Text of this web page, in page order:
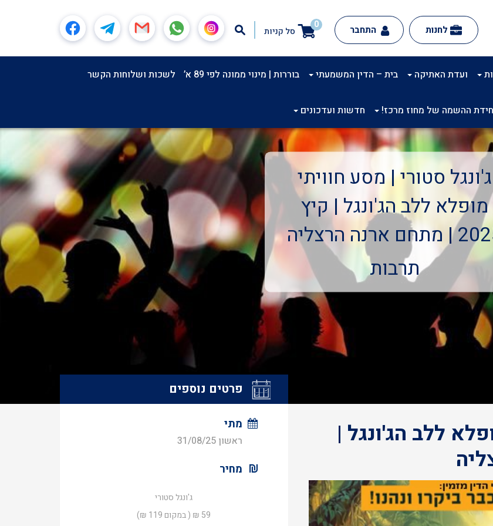
0
סל קניות לחנות התחבר
ועדת האתיקה בית – הדין המשמעתי בוררות | מינוי ממונה לפי 89 א’ לשכות ושלוחות הקשר
ההשמה של מחוז מרכז! חדשות ועדכונים
ג'ונגל סטורי | מסע חוויתי
מופלא ללב הג'ונגל | קיץ
ארנה הרצליה
תרבות
ללב הג'ונגל |
פרטים נוספים
מתי
ראשון 31/08/25
מחיר
ג'ונגל סטורי
59 ₪ ( במקום 119 ₪)